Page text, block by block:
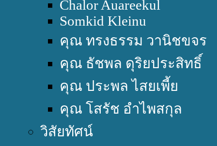
Chalor Auareekul
Somkid Kleinu
คุณ ทรงธรรม วานิชขจร
คุณ ธัชพล ดุริยประสิทธิ์
คุณ ประพล ไสยเพี้ย
คุณ โสรัช อำไพสกุล
วิสัยทัศน์